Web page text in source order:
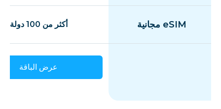
eSIM مجانية أكثر من 100 دولة
عرض الباقة